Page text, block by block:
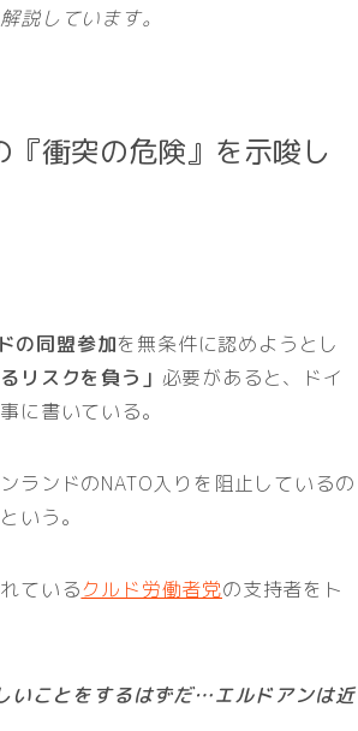
説しています。
『衝突の危険』を示唆し
の同盟参加を無条件に認めようとし
リスクを負う」 必要があると、ドイ
に書いている。
ランドのNATO入りを阻止しているの
いう。
ているクルド労働者党の支持者をト
いことをするはずだ…エルドアンは近